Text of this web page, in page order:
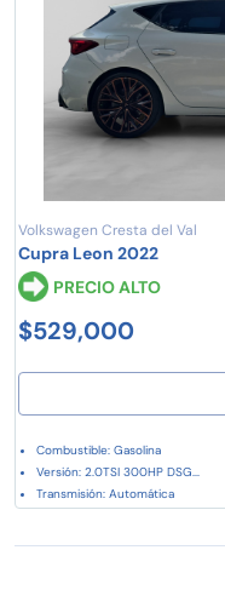
Volkswagen Cresta del Val
Cupra Leon 2022
PRECIO ALTO
$529,000
Combustible: Gasolina
Versión: 2.0TSI 300HP DSG...
Transmisión: Automática